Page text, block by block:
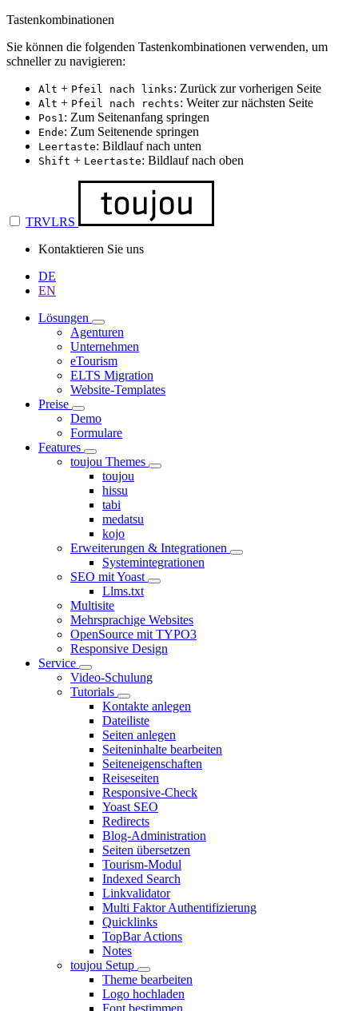
Tastenkombinationen
Sie können die folgenden Tastenkombinationen verwenden, um
schneller zu navigieren:
Alt + Pfeil nach links: Zurück zur vorherigen Seite
Alt + Pfeil nach rechts: Weiter zur nächsten Seite
Pos1: Zum Seitenanfang springen
Ende: Zum Seitenende springen
Leertaste: Bildlauf nach unten
Shift + Leertaste: Bildlauf nach oben
TRVLRS
Kontaktieren Sie uns
DE
EN
Lösungen
Agenturen
Unternehmen
eTourism
ELTS Migration
Website-Templates
Preise
Demo
Formulare
Features
toujou Themes
toujou
hissu
tabi
medatsu
kojo
Erweiterungen & Integrationen
Systemintegrationen
SEO mit Yoast
Llms.txt
Multisite
Mehrsprachige Websites
OpenSource mit TYPO3
Responsive Design
Service
Video-Schulung
Tutorials
Kontakte anlegen
Dateiliste
Seiten anlegen
Seiteninhalte bearbeiten
Seiteneigenschaften
Reiseseiten
Responsive-Check
Yoast SEO
Redirects
Blog-Administration
Seiten übersetzen
Tourism-Modul
Indexed Search
Linkvalidator
Multi Faktor Authentifizierung
Quicklinks
TopBar Actions
Notes
toujou Setup
Theme bearbeiten
Logo hochladen
Font bestimmen